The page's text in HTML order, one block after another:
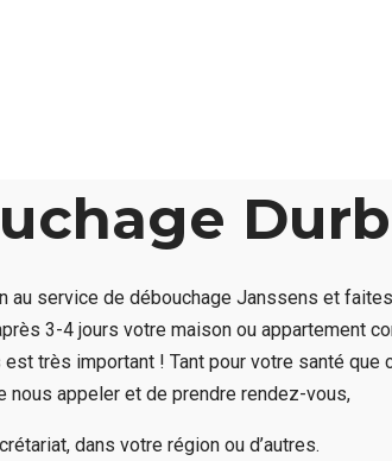
service de débouchage Janssens et
3-4 jours votre maison ou appartement
très important ! Tant pour votre santé
nous appeler et de prendre rendez-vous,
dans votre région ou d’autres.